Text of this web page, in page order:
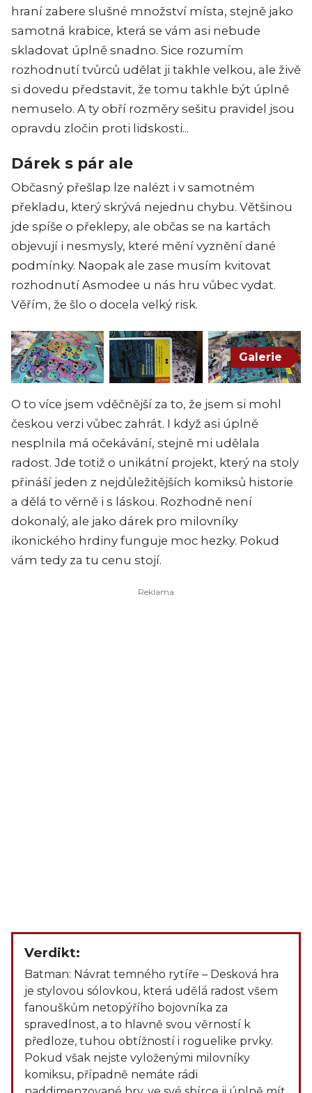
hraní zabere slušné množství místa, stejně jako
samotná krabice, která se vám asi nebude
skladovat úplně snadno. Sice rozumím
rozhodnutí tvůrců udělat ji takhle velkou, ale živě
si dovedu představit, že tomu takhle být úplně
nemuselo. A ty obří rozměry sešitu pravidel jsou
opravdu zločin proti lidskosti...
Dárek s pár ale
Občasný přešlap lze nalézt i v samotném
překladu, který skrývá nejednu chybu. Většinou
jde spíše o překlepy, ale občas se na kartách
objevují i nesmysly, které mění vyznění dané
podmínky. Naopak ale zase musím kvitovat
rozhodnutí Asmodee u nás hru vůbec vydat.
Věřím, že šlo o docela velký risk.
Galerie
O to více jsem vděčnější za to, že jsem si mohl
českou verzi vůbec zahrát. I když asi úplně
nesplnila má očekávání, stejně mi udělala
radost. Jde totiž o unikátní projekt, který na stoly
přináší jeden z nejdůležitějších komiksů historie
a dělá to věrně i s láskou. Rozhodně není
dokonalý, ale jako dárek pro milovníky
ikonického hrdiny funguje moc hezky. Pokud
vám tedy za tu cenu stojí.
Verdikt:
Batman: Návrat temného rytíře – Desková hra
je stylovou sólovkou, která udělá radost všem
fanouškům netopýřího bojovníka za
spravedlnost, a to hlavně svou věrností k
předloze, tuhou obtížností i roguelike prvky.
Pokud však nejste vyloženými milovníky
komiksu, případně nemáte rádi